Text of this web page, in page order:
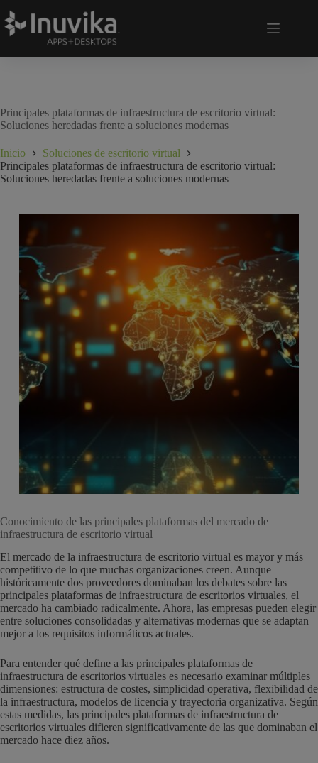
Principales plataformas de infraestructura de escritorio virtual:
Soluciones heredadas frente a soluciones modernas
Inicio
Soluciones de escritorio virtual
Principales plataformas de infraestructura de escritorio virtual:
Soluciones heredadas frente a soluciones modernas
Conocimiento de las principales plataformas del mercado de
infraestructura de escritorio virtual
El mercado de la infraestructura de escritorio virtual es mayor y más
competitivo de lo que muchas organizaciones creen. Aunque
históricamente dos proveedores dominaban los debates sobre las
principales plataformas de infraestructura de escritorios virtuales, el
mercado ha cambiado radicalmente. Ahora, las empresas pueden elegir
entre soluciones consolidadas y alternativas modernas que se adaptan
mejor a los requisitos informáticos actuales.
Para entender qué define a las principales plataformas de
infraestructura de escritorios virtuales es necesario examinar múltiples
dimensiones: estructura de costes, simplicidad operativa, flexibilidad de
la infraestructura, modelos de licencia y trayectoria organizativa. Según
estas medidas, las principales plataformas de infraestructura de
escritorios virtuales difieren significativamente de las que dominaban el
mercado hace diez años.